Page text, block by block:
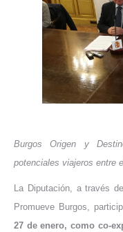
Burgos Origen y
potenciales viajeros entre
La Diputación, a través
Promueve Burgos,
27 de enero, como co-